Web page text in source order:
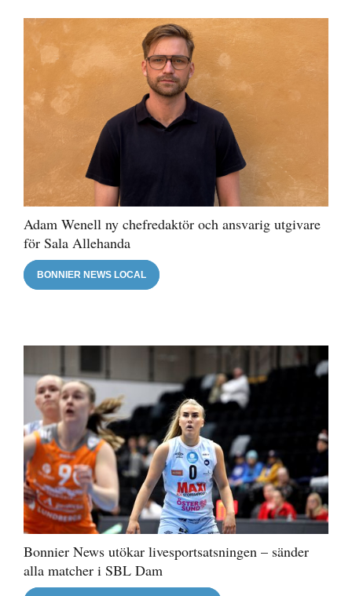
Adam Wenell ny chefredaktör och ansvarig utgivare
för Sala Allehanda
BONNIER NEWS LOCAL
Bonnier News utökar livesportsatsningen – sänder
alla matcher i SBL Dam